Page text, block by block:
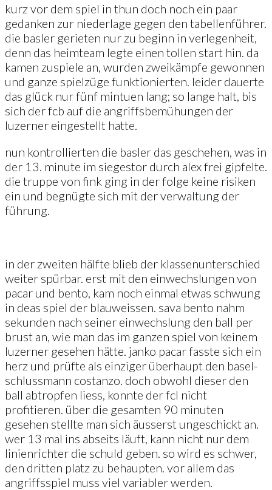
kurz vor dem spiel in thun doch noch ein paar
gedanken zur niederlage gegen den tabellenführer.
die basler gerieten nur zu beginn in verlegenheit,
denn das heimteam legte einen tollen start hin. da
kamen zuspiele an, wurden zweikämpfe gewonnen
und ganze spielzüge funktionierten. leider dauerte
das glück nur fünf mintuen lang; so lange halt, bis
sich der fcb auf die angriffsbemühungen der
luzerner eingestellt hatte.
nun kontrollierten die basler das geschehen, was in
der 13. minute im siegestor durch alex frei gipfelte.
die truppe von fink ging in der folge keine risiken
ein und begnügte sich mit der verwaltung der
führung.
in der zweiten hälfte blieb der klassenunterschied
weiter spürbar. erst mit den einwechslungen von
pacar und bento, kam noch einmal etwas schwung
in deas spiel der blauweissen. sava bento nahm
sekunden nach seiner einwechslung den ball per
brust an, wie man das im ganzen spiel von keinem
luzerner gesehen hätte. janko pacar fasste sich ein
herz und prüfte als einziger überhaupt den basel-
schlussmann costanzo. doch obwohl dieser den
ball abtropfen liess, konnte der fcl nicht
profitieren. über die gesamten 90 minuten
gesehen stellte man sich äusserst ungeschickt an.
wer 13 mal ins abseits läuft, kann nicht nur dem
linienrichter die schuld geben. so wird es schwer,
den dritten platz zu behaupten. vor allem das
angriffsspiel muss viel variabler werden.